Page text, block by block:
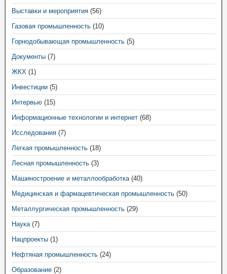
Выставки и мероприятия (56)
Газовая промышленность (10)
Горнодобывающая промышленность (5)
Документы (7)
ЖКХ (1)
Инвестиции (5)
Интервью (15)
Информационные технологии и интернет (68)
Исследования (7)
Легкая промышленность (18)
Лесная промышленность (3)
Машиностроение и металлообработка(40)
Медицинская и фармацевтическая промышленность (50)
Металлургическая промышленность (29)
Наука(7)
Нацпроекты (1)
Нефтяная промышленность (24)
Образование (2)